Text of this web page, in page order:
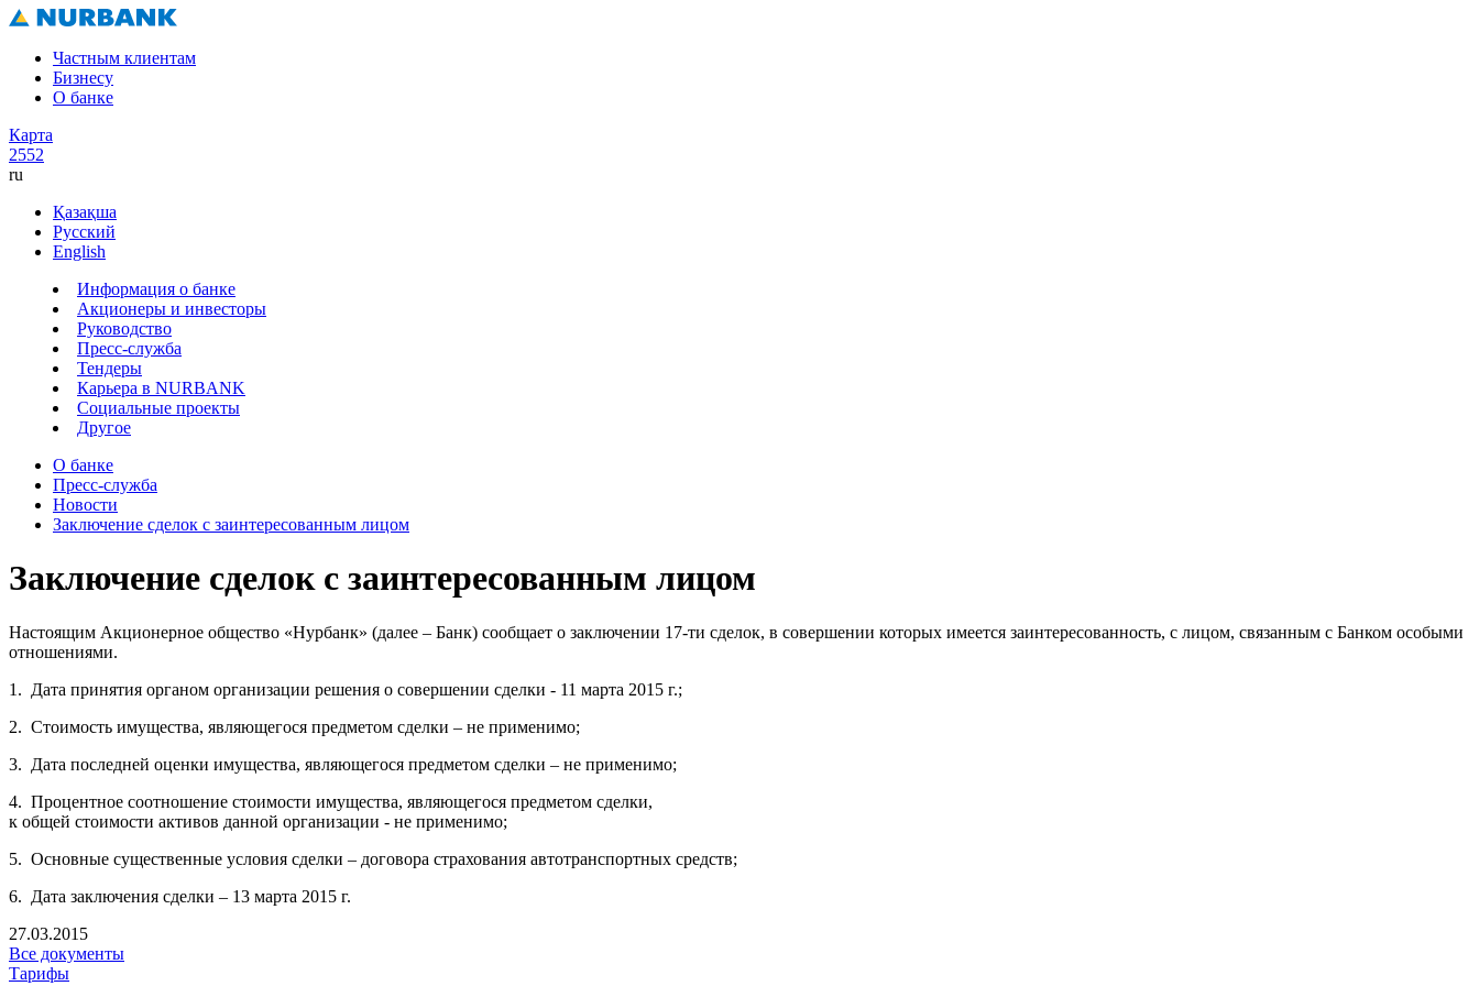
Частным клиентам
Бизнесу
О банке
Карта
2552
ru
Қазақша
Русский
English
Информация о банке
Акционеры и инвесторы
Руководство
Пресс-служба
Тендеры
Карьера в NURBANK
Социальные проекты
Другое
О банке
Пресс-служба
Новости
Заключение сделок с заинтересованным лицом
Заключение сделок с заинтересованным лицом
Настоящим Акционерное общество «Нурбанк» (далее – Банк) сообщает о заключении 17-ти сделок, в совершении которых имеется заинтересованность, с лицом, связанным с Банком особыми
отношениями.
1. Дата принятия органом организации решения о совершении сделки - 11 марта 2015 г.;
2. Стоимость имущества, являющегося предметом сделки – не применимо;
3. Дата последней оценки имущества, являющегося предметом сделки – не применимо;
4. Процентное соотношение стоимости имущества, являющегося предметом сделки,
к общей стоимости активов данной организации - не применимо;
5. Основные существенные условия сделки – договора страхования автотранспортных средств;
6. Дата заключения сделки – 13 марта 2015 г.
27.03.2015
Все документы
Тарифы